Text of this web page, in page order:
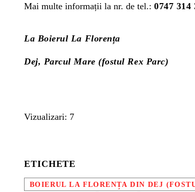
Mai multe informații la nr. de tel.: 0747 314
La Boierul La Florența
Dej, Parcul Mare (fostul Rex Parc)
Vizualizari: 7
ETICHETE
BOIERUL LA FLORENȚA DIN DEJ